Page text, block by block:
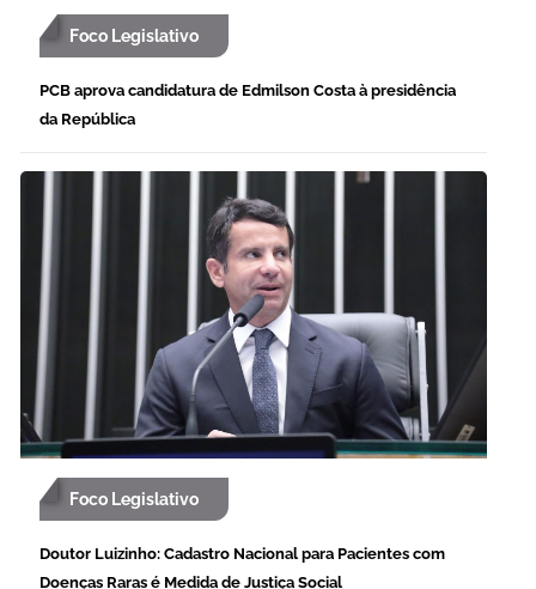
Foco Legislativo
PCB aprova candidatura de Edmilson Costa à presidência
da República
Foco Legislativo
Doutor Luizinho: Cadastro Nacional para Pacientes com
Doenças Raras é Medida de Justiça Social